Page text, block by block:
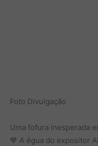
Foto Divulgação
Uma fofura inesperada
💙 A égua do expositor